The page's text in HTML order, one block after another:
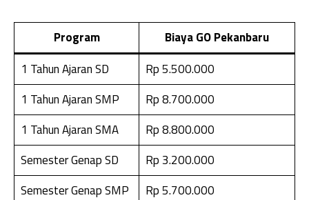
Program
Biaya GO Pekanbaru
1 Tahun Ajaran SD
Rp 5.500.000
1 Tahun Ajaran SMP
Rp 8.700.000
1 Tahun Ajaran SMA
Rp 8.800.000
Semester Genap SD
Rp 3.200.000
Semester Genap SMP
Rp 5.700.000